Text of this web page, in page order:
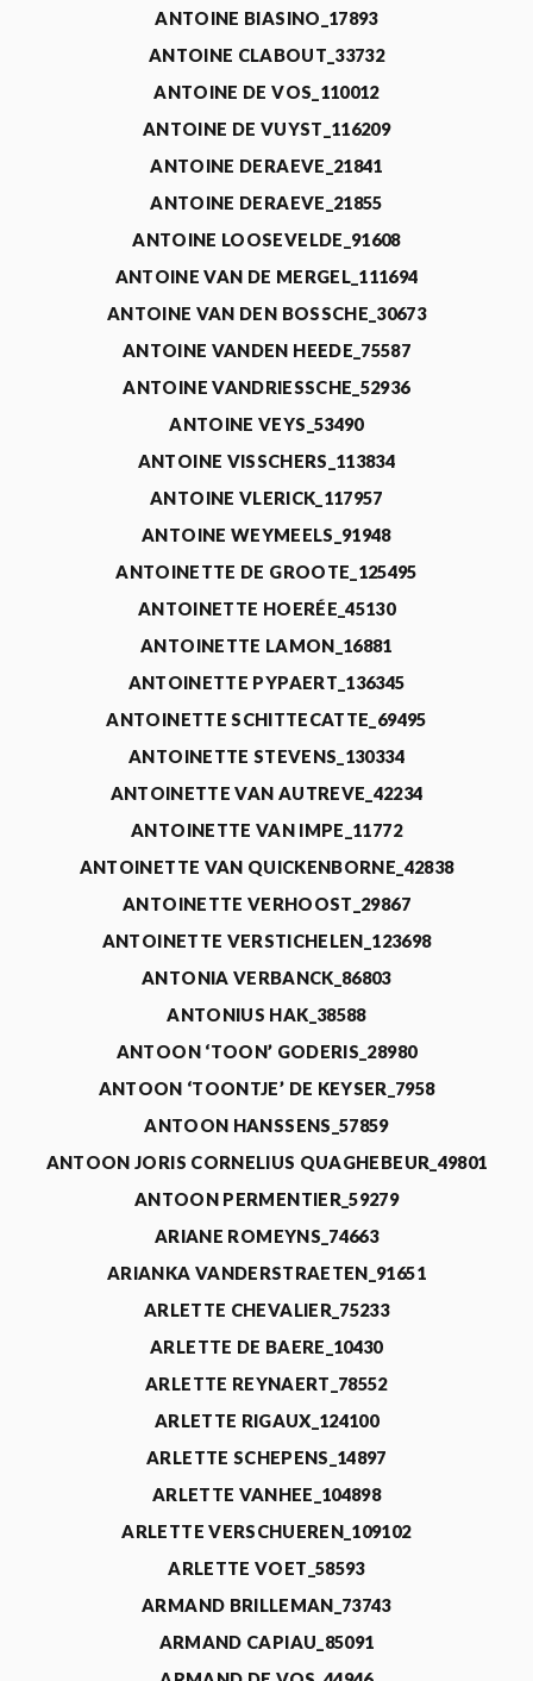
ANTOINE BIASINO_17893
ANTOINE CLABOUT_33732
ANTOINE DE VOS_110012
ANTOINE DE VUYST_116209
ANTOINE DERAEVE_21841
ANTOINE DERAEVE_21855
ANTOINE LOOSEVELDE_91608
ANTOINE VAN DE MERGEL_111694
ANTOINE VAN DEN BOSSCHE_30673
ANTOINE VANDEN HEEDE_75587
ANTOINE VANDRIESSCHE_52936
ANTOINE VEYS_53490
ANTOINE VISSCHERS_113834
ANTOINE VLERICK_117957
ANTOINE WEYMEELS_91948
ANTOINETTE DE GROOTE_125495
ANTOINETTE HOERÉE_45130
ANTOINETTE LAMON_16881
ANTOINETTE PYPAERT_136345
ANTOINETTE SCHITTECATTE_69495
ANTOINETTE STEVENS_130334
ANTOINETTE VAN AUTREVE_42234
ANTOINETTE VAN IMPE_11772
ANTOINETTE VAN QUICKENBORNE_42838
ANTOINETTE VERHOOST_29867
ANTOINETTE VERSTICHELEN_123698
ANTONIA VERBANCK_86803
ANTONIUS HAK_38588
ANTOON ‘TOON’ GODERIS_28980
ANTOON ‘TOONTJE’ DE KEYSER_7958
ANTOON HANSSENS_57859
ANTOON JORIS CORNELIUS QUAGHEBEUR_49801
ANTOON PERMENTIER_59279
ARIANE ROMEYNS_74663
ARIANKA VANDERSTRAETEN_91651
ARLETTE CHEVALIER_75233
ARLETTE DE BAERE_10430
ARLETTE REYNAERT_78552
ARLETTE RIGAUX_124100
ARLETTE SCHEPENS_14897
ARLETTE VANHEE_104898
ARLETTE VERSCHUEREN_109102
ARLETTE VOET_58593
ARMAND BRILLEMAN_73743
ARMAND CAPIAU_85091